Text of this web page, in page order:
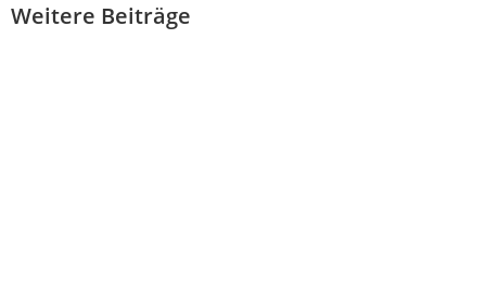
kennenzulernen.
Weitere Beiträge